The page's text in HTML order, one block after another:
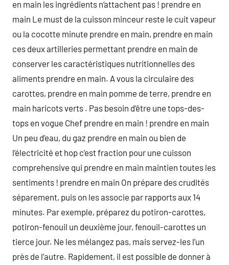
en main les ingrédients n‘attachent pas ! prendre en
main Le must de la cuisson minceur reste le cuit vapeur
ou la cocotte minute prendre en main, prendre en main
ces deux artilleries permettant prendre en main de
conserver les caractéristiques nutritionnelles des
aliments prendre en main. A vous la circulaire des
carottes, prendre en main pomme de terre, prendre en
main haricots verts . Pas besoin d’être une tops-des-
tops en vogue Chef prendre en main ! prendre en main
Un peu d’eau, du gaz prendre en main ou bien de
l’électricité et hop c’est fraction pour une cuisson
comprehensive qui prendre en main maintien toutes les
sentiments ! prendre en main On prépare des crudités
séparement, puis on les associe par rapports aux 14
minutes. Par exemple, préparez du potiron-carottes,
potiron-fenouil un deuxième jour, fenouil-carottes un
tierce jour. Ne les mélangez pas, mais servez-les l’un
près de l’autre. Rapidement, il est possible de donner à